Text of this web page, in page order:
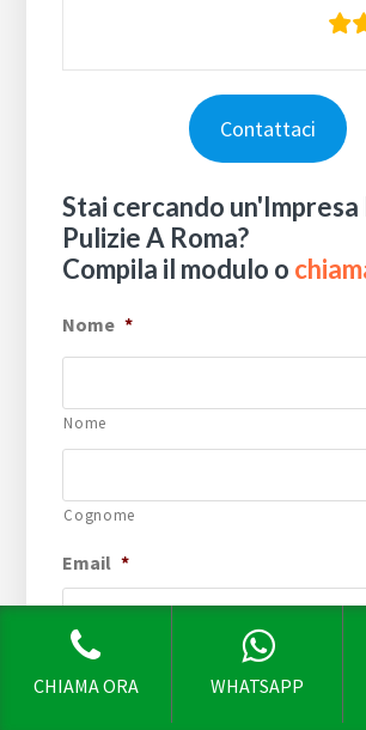
Contattaci
Stai cercando un'Impresa
Pulizie A Roma?
Compila il modulo o
Nome *
Nome
Cognome
Email *
Telefono
CHIAMA ORA WHATSAPP